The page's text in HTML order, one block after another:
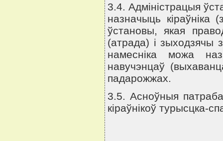
3.4. Адмiнiстрацыя
назначыць кiраўнiка
ўстановы, якая
(атрада) i зыходзячы
намеснiка можа
навучэнцаў
падарожжах.
3.5. Асноўныя
кiраўнiкоў турысцка-